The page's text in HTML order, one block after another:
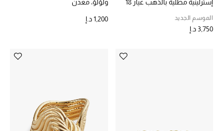
إسترلينية مطلية بالذهب عيار 18
الموسم الجديد
3,750 د.إ
ولؤلؤ، معدن
1,200 د.إ